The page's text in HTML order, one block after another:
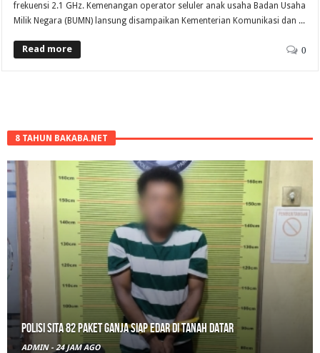
frekuensi 2.1 GHz. Kemenangan operator seluler anak usaha Badan Usaha
Milik Negara (BUMN) lansung disampaikan Kementerian Komunikasi dan ...
Read more 0
8 TAHUN BAKABA.NET
Polisi Sita 82 Paket Ganja Siap Edar di Tanah Datar
ADMIN - 24 JAM AGO